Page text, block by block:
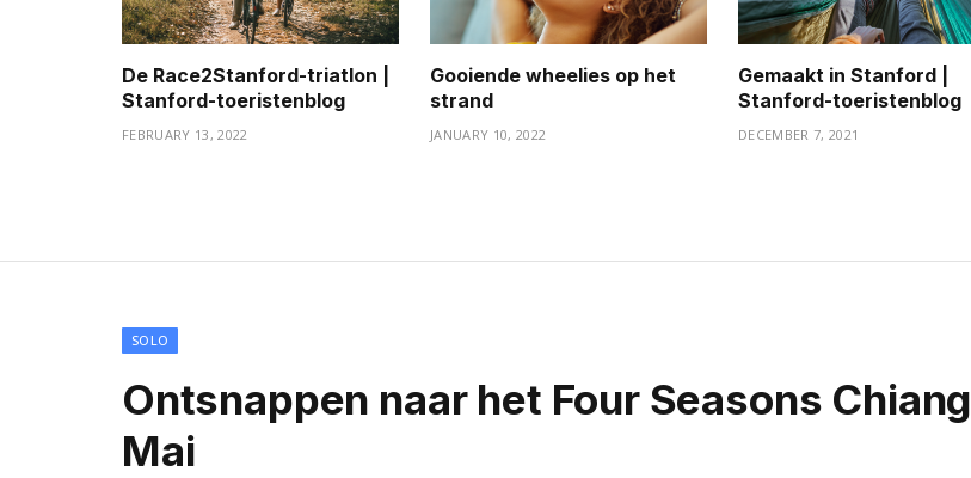
De Race2Stanford-triatlon |
Stanford-toeristenblog
FEBRUARY 13, 2022
Gooiende wheelies op het
strand
JANUARY 10, 2022
Gemaakt in Stanford |
Stanford-toeristenblog
DECEMBER 7, 2021
SOLO
Ontsnappen naar het Four Seasons Chiang
Mai